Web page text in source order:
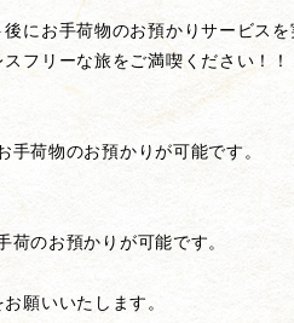
にお手荷物のお預かりサービスを
フリーな旅をご満喫ください！！
手荷物のお預かりが可能です。
荷のお預かりが可能です。
願いいたします。